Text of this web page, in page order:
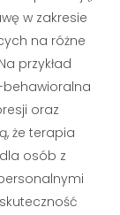
w zakresie
na różne
przykład
behawioralna
oraz
że terapia
osób z